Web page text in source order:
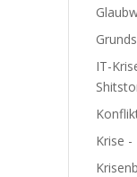
IT-
Krise